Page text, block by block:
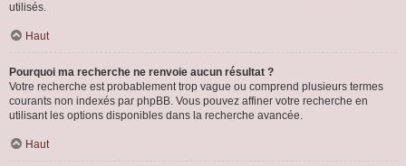
utilisés.
Haut
Pourquoi ma recherche ne renvoie aucun résultat ?
Votre recherche est probablement trop vague ou comprend plusieurs termes
courants non indexés par phpBB. Vous pouvez affiner votre recherche en
utilisant les options disponibles dans la recherche avancée.
Haut